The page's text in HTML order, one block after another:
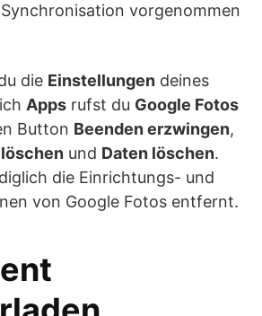
vorgenommen
die Einstellungen deines
Apps rufst du Google Fotos
Button Beenden erzwingen,
und Daten löschen.
die Einrichtungs- und
von Google Fotos entfernt.